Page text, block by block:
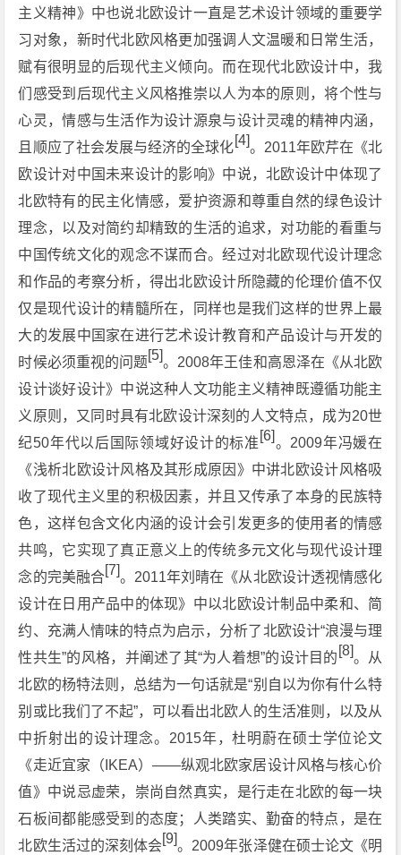
主义精神》中也说北欧设计一直是艺术设计领域的重要学
习对象，新时代北欧风格更加强调人文温暖和日常生活，
赋有很明显的后现代主义倾向。而在现代北欧设计中，我
们感受到后现代主义风格推崇以人为本的原则，将个性与
心灵，情感与生活作为设计源泉与设计灵魂的精神内涵，
且顺应了社会发展与经济的全球化[4]。2011年欧芹在《北
欧设计对中国未来设计的影响》中说，北欧设计中体现了
北欧特有的民主化情感，爱护资源和尊重自然的绿色设计
理念，以及对简约却精致的生活的追求，对功能的看重与
中国传统文化的观念不谋而合。经过对北欧现代设计理念
和作品的考察分析，得出北欧设计所隐藏的伦理价值不仅
仅是现代设计的精髓所在，同样也是我们这样的世界上最
大的发展中国家在进行艺术设计教育和产品设计与开发的
时候必须重视的问题[5]。2008年王佳和高恩泽在《从北欧
设计谈好设计》中说这种人文功能主义精神既遵循功能主
义原则，又同时具有北欧设计深刻的人文特点，成为20世
纪50年代以后国际领域好设计的标准 [6]。2009年冯媛在
《浅析北欧设计风格及其形成原因》中讲北欧设计风格吸
收了现代主义里的积极因素，并且又传承了本身的民族特
色，这样包含文化内涵的设计会引发更多的使用者的情感
共鸣，它实现了真正意义上的传统多元文化与现代设计理
念的完美融合[7]。2011年刘晴在《从北欧设计透视情感化
设计在日用产品中的体现》中以北欧设计制品中柔和、简
约、充满人情味的特点为启示，分析了北欧设计“浪漫与理
性共生”的风格，并阐述了其“为人着想”的设计目的 [8]。从
北欧的杨特法则，总结为一句话就是“别自以为你有什么特
别或比我们了不起”，可以看出北欧人的生活准则，以及从
中折射出的设计理念。2015年，杜明蔚在硕士学位论文
《走近宜家（IKEA）——纵观北欧家居设计风格与核心价
值》中说忌虚荣，崇尚自然真实，是行走在北欧的每一块
石板间都能感受到的态度；人类踏实、勤奋的特点，是在
北欧生活过的深刻体会[9]。2009年张泽健在硕士论文《明